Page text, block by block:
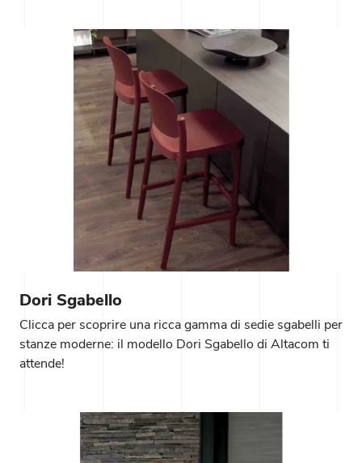
Dori Sgabello
Clicca per scoprire una ricca gamma di sedie sgabelli per
stanze moderne: il modello Dori Sgabello di Altacom ti
attende!